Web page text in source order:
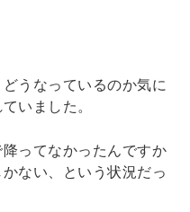
うなっているのか気に
いました。
ってなかったんですか
ない、という状況だっ